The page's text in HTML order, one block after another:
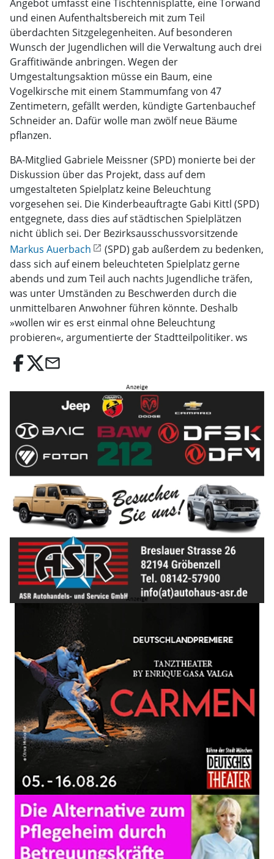
Angebot umfasst eine Tischtennisplatte, eine Torwand
und einen Aufenthaltsbereich mit zum Teil
überdachten Sitzgelegenheiten. Auf besonderen
Wunsch der Jugendlichen will die Verwaltung auch drei
Graffitiwände anbringen. Wegen der
Umgestaltungsaktion müsse ein Baum, eine
Vogelkirsche mit einem Stammumfang von 47
Zentimetern, gefällt werden, kündigte Gartenbauchef
Schneider an. Dafür wolle man zwölf neue Bäume
pflanzen.
BA-Mitglied Gabriele Meissner (SPD) monierte bei der
Diskussion über das Projekt, dass auf dem
umgestalteten Spielplatz keine Beleuchtung
vorgesehen sei. Die Kinderbeauftragte Gabi Kittl (SPD)
entgegnete, dass dies auf städtischen Spielplätzen
nicht üblich sei. Der Bezirksausschussvorsitzende
Markus Auerbach
(SPD) gab außerdem zu bedenken,
dass sich auf einem beleuchteten Spielplatz gerne
abends und zum Teil auch nachts Jugendliche träfen,
was unter Umständen zu Beschwerden durch die
unmittelbaren Anwohner führen könnte. Deshalb
»wollen wir es erst einmal ohne Beleuchtung
probieren«, argumentierte der Stadtteilpolitiker. ws
email